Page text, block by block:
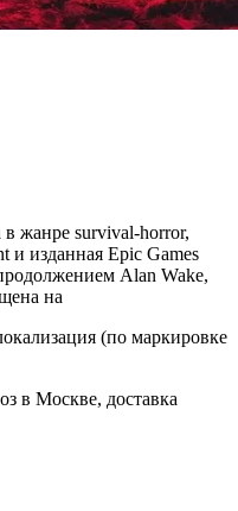
жанре survival-horror,
и изданная Epic Games
Alan Wake,
на
(по маркировке
в Москве, доставка